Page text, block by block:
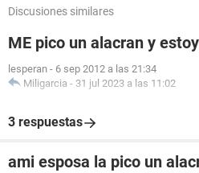
Discusiones similares
ME pico un alacran y
lesperan - 6 sep 2012 a las 21:34
Miligarcia - 31 jul 2023 a las 11:02
3 respuestas
ami esposa la pico un